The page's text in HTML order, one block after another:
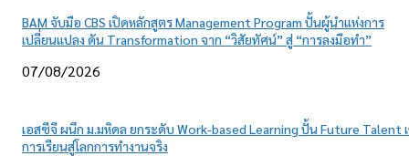
BAM จับมือ CBS เปิดหลักสูตร Management Program ปั้นผู้นำแห่งการ
เปลี่ยนแปลง ดัน Transformation จาก “วิสัยทัศน์” สู่ “การลงมือทำ”
07/08/2026
เอสซีจี ผนึก ม.มหิดล ยกระดับ Work-based Learning ปั้น Future Talent
การเรียนสู่โลกการทำงานจริง